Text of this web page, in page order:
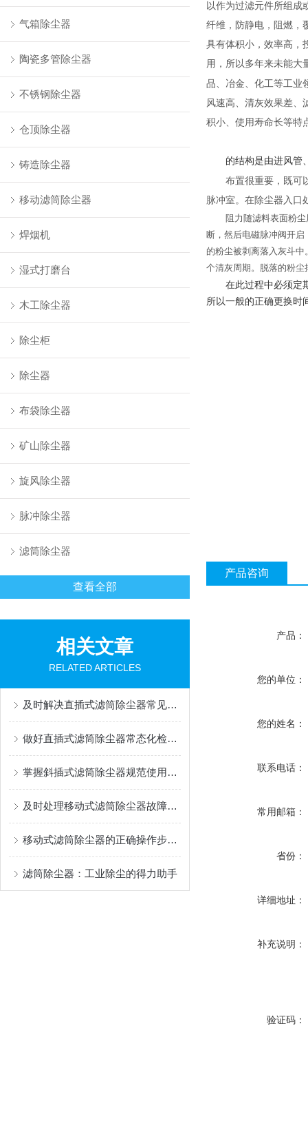
气箱除尘器
陶瓷多管除尘器
不锈钢除尘器
仓顶除尘器
铸造除尘器
移动滤筒除尘器
焊烟机
湿式打磨台
木工除尘器
除尘柜
除尘器
布袋除尘器
矿山除尘器
旋风除尘器
脉冲除尘器
滤筒除尘器
查看全部
相关文章
RELATED ARTICLES
及时解决直插式滤筒除尘器常见问题有助于维持稳定运行
做好直插式滤筒除尘器常态化检修与养护工作保证长期稳定除尘运行
掌握斜插式滤筒除尘器规范使用方法是保障长效稳定运行的关键
及时处理移动式滤筒除尘器故障是保障持续高效运行的关键
移动式滤筒除尘器的正确操作步骤及注意事项分享
滤筒除尘器：工业除尘的得力助手
以作为过滤元件所组成
纤维 ， 防静电 ，阻燃，
具有体积小，效率高，
用，所以多年来未能大
品、冶金、化工等工业
风速高、清灰效果差、
积小、使用寿命长等特
的结构是由进风管
布置很重要，既可
脉冲室。在除尘器入口
阻力随滤料表面粉
断，然后电磁脉冲阀开
的粉尘被剥离落入灰斗
个清灰周期。脱落的粉
在此过程中必须定
所以一般的正确更换时
产品咨询
产品：
您的单位：
您的姓名：
联系电话：
常用邮箱：
省份：
详细地址：
补充说明：
验证码：